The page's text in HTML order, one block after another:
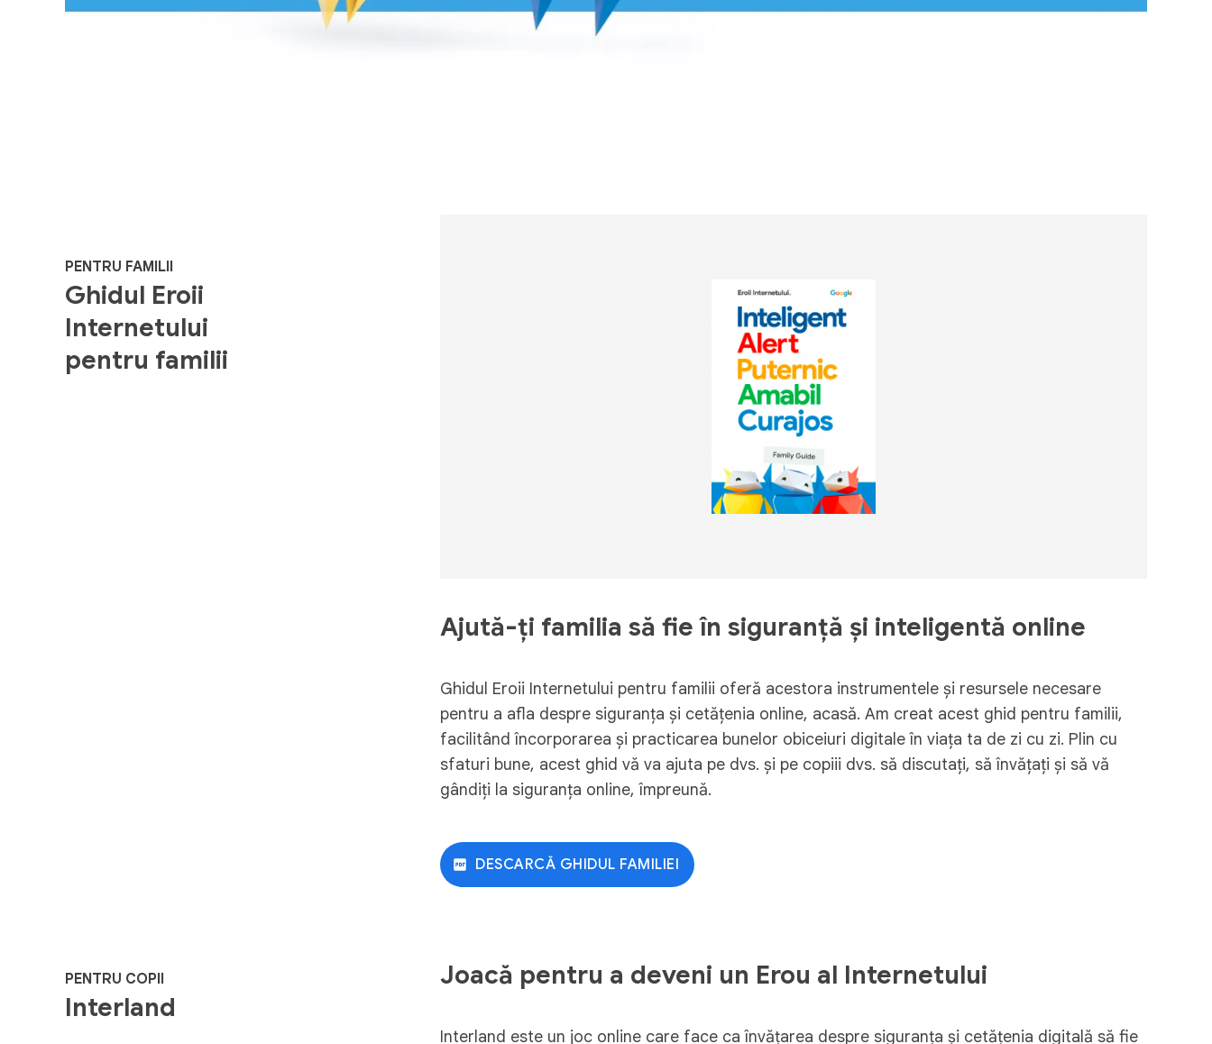
PENTRU FAMILII
Ghidul Eroii
Internetului
pentru familii
Ajută-ți familia să fie în siguranță și inteligentă online
Ghidul Eroii Internetului pentru familii oferă acestora instrumentele și resursele necesare
pentru a afla despre siguranța și cetățenia online, acasă. Am creat acest ghid pentru familii,
facilitând încorporarea și practicarea bunelor obiceiuri digitale în viața ta de zi cu zi. Plin cu
sfaturi bune, acest ghid vă va ajuta pe dvs. și pe copiii dvs. să discutați, să învățați și să vă
gândiți la siguranța online, împreună.
DESCARCĂ GHIDUL FAMILIEI
PENTRU COPII
Interland
Joacă pentru a deveni un Erou al Internetului
Interland este un joc online care face ca învățarea despre siguranța și cetățenia digitală să fie